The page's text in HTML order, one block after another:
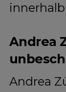
Andrea
Andrea